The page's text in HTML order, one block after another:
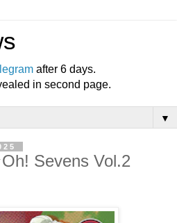
after 6 days.
in second page.
▼
Sevens Vol.2